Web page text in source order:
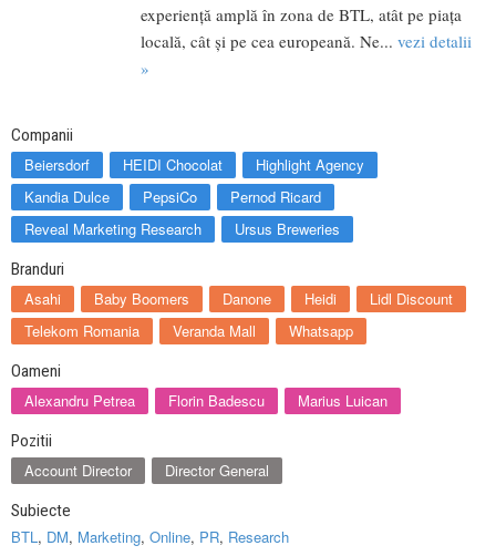
experiență amplă în zona de BTL, atât pe piața
locală, cât și pe cea europeană. Ne... vezi detalii
»
Companii
Beiersdorf HEIDI Chocolat
Highlight Agency
Kandia Dulce
PepsiCo
Pernod Ricard
Reveal Marketing Research
Ursus Breweries
Branduri
Asahi Baby Boomers Danone Heidi
Lidl Discount
Telekom Romania
Veranda Mall Whatsapp
Oameni
Alexandru Petrea Florin Badescu Marius Luican
Pozitii
Account Director Director General
Subiecte
BTL , DM, Marketing, Online, PR, Research